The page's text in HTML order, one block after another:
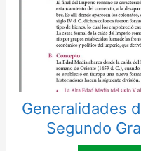
Generalidades
Segundo